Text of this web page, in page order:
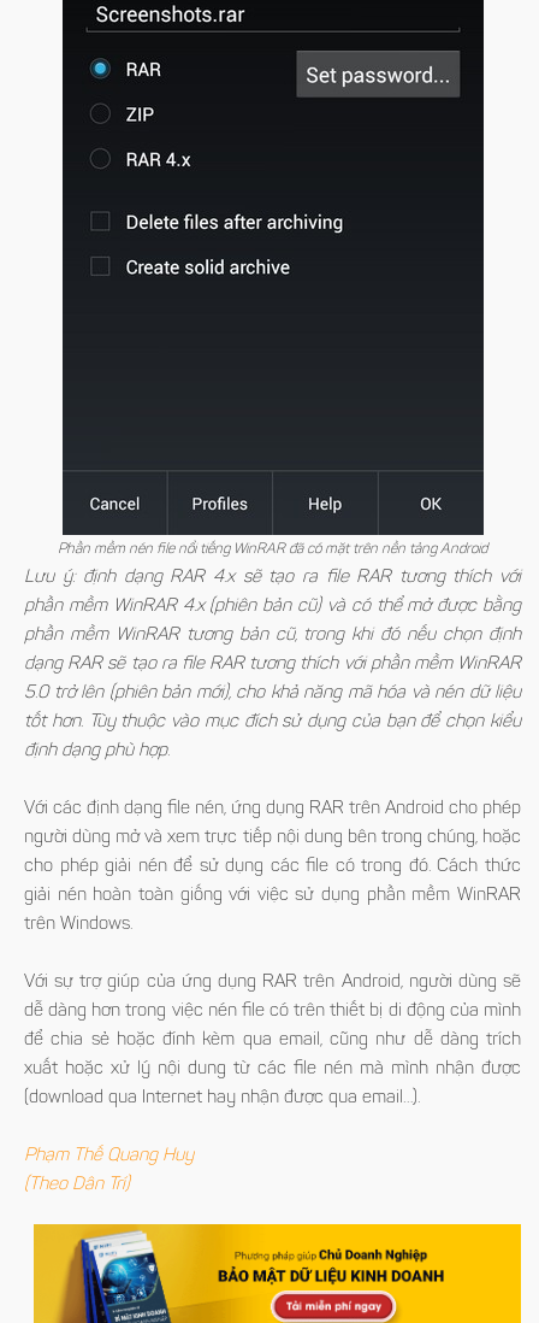
Phần mềm nén file nổi tiếng WinRAR đã có mặt trên nền tảng Android
Lưu ý: định dạng RAR 4.x sẽ tạo ra file RAR tương thích với
phần mềm WinRAR 4.x (phiên bản cũ) và có thể mở được bằng
phần mềm WinRAR tương bản cũ, trong khi đó nếu chọn định
dạng RAR sẽ tạo ra file RAR tương thích với phần mềm WinRAR
5.0 trở lên (phiên bản mới), cho khả năng mã hóa và nén dữ liệu
tốt hơn. Tùy thuộc vào mục đích sử dụng của bạn để chọn kiểu
định dạng phù hợp.
Với các định dạng file nén, ứng dụng RAR trên Android cho phép
người dùng mở và xem trực tiếp nội dung bên trong chúng, hoặc
cho phép giải nén để sử dụng các file có trong đó. Cách thức
giải nén hoàn toàn giống với việc sử dụng phần mềm WinRAR
trên Windows.
Với sự trợ giúp của ứng dụng RAR trên Android, người dùng sẽ
dễ dàng hơn trong việc nén file có trên thiết bị di động của mình
để chia sẻ hoặc đính kèm qua email, cũng như dễ dàng trích
xuất hoặc xử lý nội dung từ các file nén mà mình nhận được
(download qua Internet hay nhận được qua email…).
Phạm Thế Quang Huy
(Theo Dân Trí)